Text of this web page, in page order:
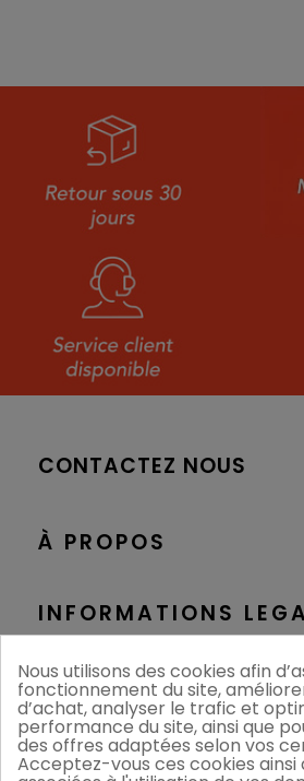
CONTACTEZ NOUS
À PROPOS
INFORMATIONS
NOS BOUTIQUES
Nous utilisons des cookies afin
fonctionnement du site,
d’achat, analyser le trafic et
performance du site, ainsi que
des offres adaptées selon vos
Acceptez-vous ces cookies ainsi